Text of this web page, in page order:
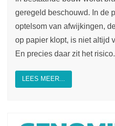
geregeld beschouwd. In de
optelsom van afwijkingen,
op papier klopt, is niet altijd
En precies daar zit het risico.
LEES MEER...